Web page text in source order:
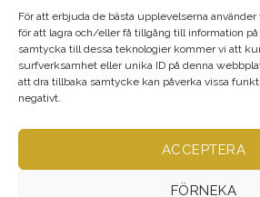
För att erbjuda de bästa upplevelserna
för att lagra och/eller få tillgång till information
samtycka till dessa teknologier kommer vi att
surfverksamhet eller unika ID på denna
att dra tillbaka samtycke kan påverka vissa
negativt.
ACCEPTERA
FÖRNEKA
Köp & Frågor: 070-395 17 93
Epost:
info@elscootersweden.com
Brunnsgatan 7, Jönköping
Alla rättigheter bevarade ©